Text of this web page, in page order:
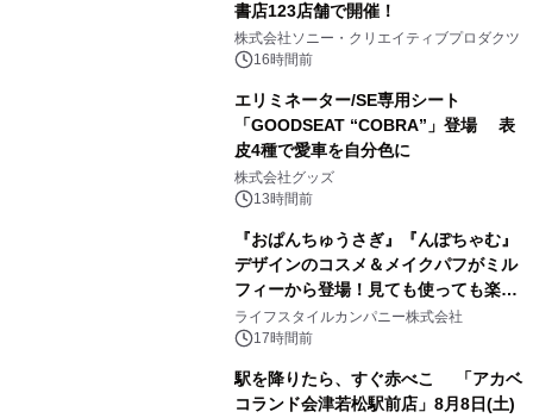
書店123店舗で開催！
株式会社ソニー・クリエイティブプロダクツ
16時間前
エリミネーター/SE専用シート
「GOODSEAT “COBRA”」登場 表
皮4種で愛車を自分色に
株式会社グッズ
13時間前
『おぱんちゅうさぎ』『んぽちゃむ』
デザインのコスメ＆メイクパフがミル
フィーから登場！見ても使っても楽し
い、ポップでキュートなコレクショ
ン。
ライフスタイルカンパニー株式会社
17時間前
駅を降りたら、すぐ赤べこ 「アカベ
コランド会津若松駅前店」8月8日(土)